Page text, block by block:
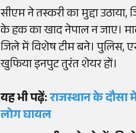
सीएम ने तस्करी का मुद्दा उठाया,
के हक का खाद नेपाल न जाए।
जिले में विशेष टीम बने। पुलिस,
खुफिया इनपुट तुरंत शेयर हों।
यह भी पढ़ें:राजस्थान के दौसा
लोग घायल